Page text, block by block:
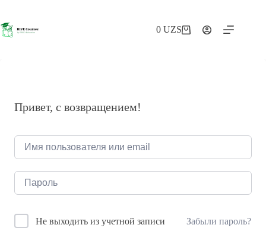
сути
Корзина
0UZS
Привет, с возвращением!
Не выходить из учетной записи Забыли пароль?